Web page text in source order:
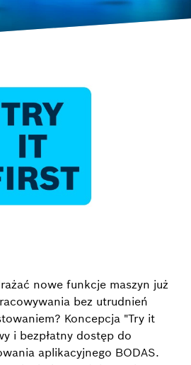
nowe funkcje maszyn już
bez utrudnień
Koncepcja "Try it
i bezpłatny dostęp do
aplikacyjnego BODAS.